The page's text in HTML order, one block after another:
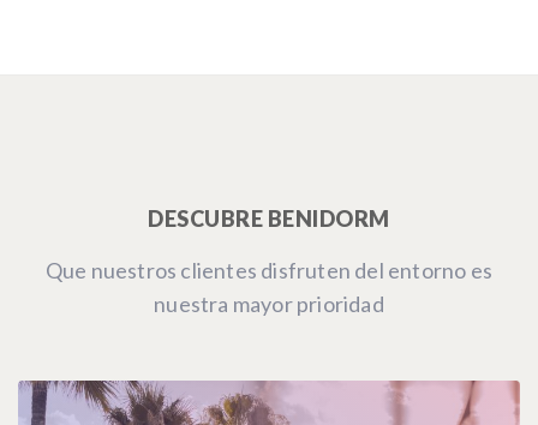
DESCUBRE BENIDORM
Que nuestros clientes disfruten del entorno es
nuestra mayor prioridad